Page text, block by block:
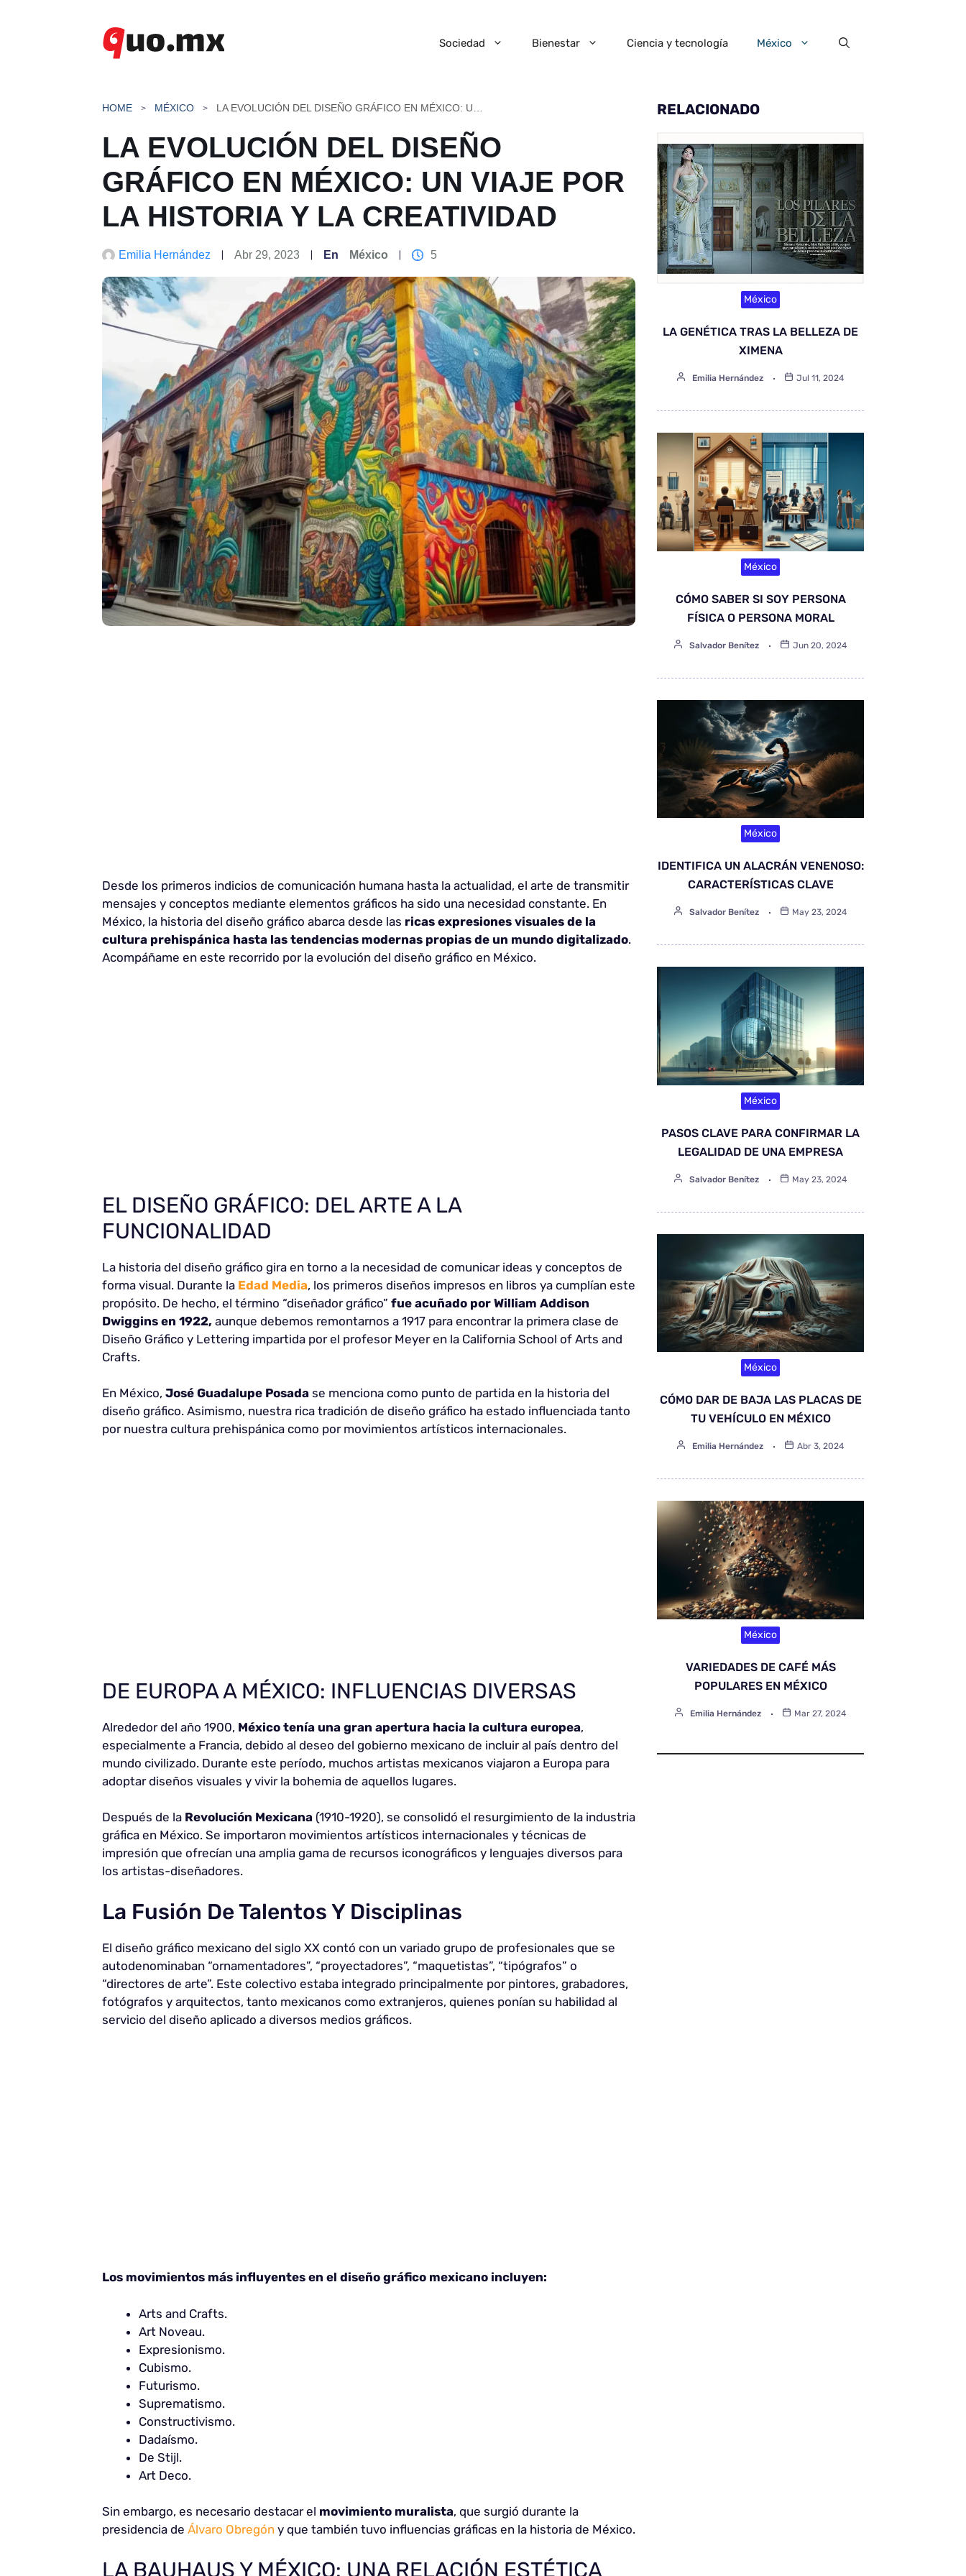
Sociedad Bienestar Ciencia y tecnología México
HOME MÉXICO
LA EVOLUCIÓN DEL DISEÑO
GRÁFICO EN MÉXICO: UN VIAJE POR
LA HISTORIA Y LA CREATIVIDAD
Emilia Hernández Abr 29, 2023 En México 5
Desde los primeros indicios de comunicación humana hasta la actualidad, el arte de transmitir
mensajes y conceptos mediante elementos gráficos ha sido una necesidad constante. En
México, la historia del diseño gráfico abarca desde las ricas expresiones visuales de la
cultura prehispánica hasta las tendencias modernas propias de un mundo digitalizado.
Acompáñame en este recorrido por la evolución del diseño gráfico en México.
EL DISEÑO GRÁFICO: DEL ARTE A LA
FUNCIONALIDAD
La historia del diseño gráfico gira en torno a la necesidad de comunicar ideas y conceptos de
forma visual. Durante la Edad Media, los primeros diseños impresos en libros ya cumplían este
propósito. De hecho, el término “diseñador gráfico” fue acuñado por William Addison
Dwiggins en 1922, aunque debemos remontarnos a 1917 para encontrar la primera clase de
Diseño Gráfico y Lettering impartida por el profesor Meyer en la California School of Arts and
Crafts.
En México, José Guadalupe Posada se menciona como punto de partida en la historia del
diseño gráfico. Asimismo, nuestra rica tradición de diseño gráfico ha estado influenciada tanto
por nuestra cultura prehispánica como por movimientos artísticos internacionales.
DE EUROPA A MÉXICO: INFLUENCIAS DIVERSAS
Alrededor del año 1900, México tenía una gran apertura hacia la cultura europea,
especialmente a Francia, debido al deseo del gobierno mexicano de incluir al país dentro del
mundo civilizado. Durante este período, muchos artistas mexicanos viajaron a Europa para
adoptar diseños visuales y vivir la bohemia de aquellos lugares.
Después de la Revolución Mexicana (1910-1920), se consolidó el resurgimiento de la industria
gráfica en México. Se importaron movimientos artísticos internacionales y técnicas de
impresión que ofrecían una amplia gama de recursos iconográficos y lenguajes diversos para
los artistas-diseñadores.
La Fusión De Talentos Y Disciplinas
El diseño gráfico mexicano del siglo XX contó con un variado grupo de profesionales que se
autodenominaban “ornamentadores”, “proyectadores”, “maquetistas”, “tipógrafos” o
“directores de arte”. Este colectivo estaba integrado principalmente por pintores, grabadores,
fotógrafos y arquitectos, tanto mexicanos como extranjeros, quienes ponían su habilidad al
servicio del diseño aplicado a diversos medios gráficos.
Los movimientos más influyentes en el diseño gráfico mexicano incluyen:
Arts and Crafts.
Art Noveau.
Expresionismo.
Cubismo.
Futurismo.
Suprematismo.
Constructivismo.
Dadaísmo.
De Stijl.
Art Deco.
Sin embargo, es necesario destacar el movimiento muralista, que surgió durante la
presidencia de Álvaro Obregón y que también tuvo influencias gráficas en la historia de México.
LA BAUHAUS Y MÉXICO: UNA RELACIÓN ESTÉTICA
RELACIONADO
México
LA GENÉTICA TRAS LA BELLEZA DE
XIMENA
Emilia Hernández Jul 11, 2024
México
CÓMO SABER SI SOY PERSONA
FÍSICA O PERSONA MORAL
Salvador Benítez Jun 20, 2024
México
IDENTIFICA UN ALACRÁN VENENOSO:
CARACTERÍSTICAS CLAVE
Salvador Benítez May 23, 2024
México
PASOS CLAVE PARA CONFIRMAR LA
LEGALIDAD DE UNA EMPRESA
Salvador Benítez May 23, 2024
México
CÓMO DAR DE BAJA LAS PLACAS DE
TU VEHÍCULO EN MÉXICO
Emilia Hernández Abr 3, 2024
México
VARIEDADES DE CAFÉ MÁS
POPULARES EN MÉXICO
Emilia Hernández Mar 27, 2024